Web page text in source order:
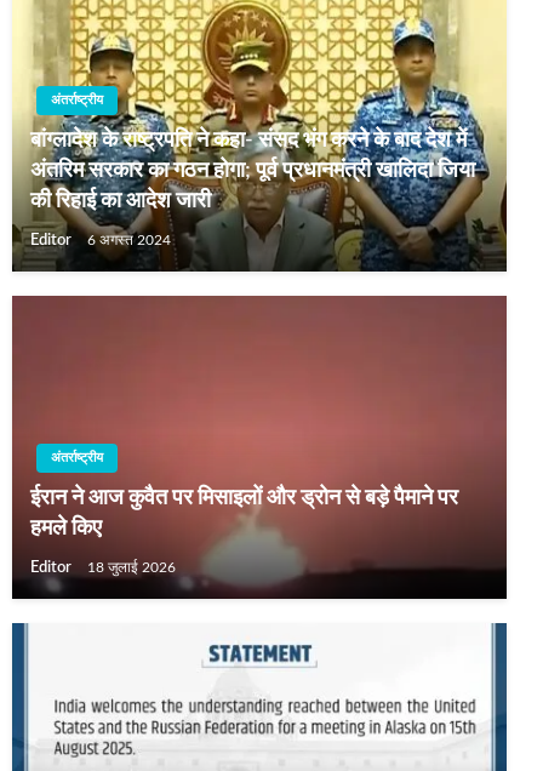
अंतर्राष्ट्रीय
बांग्लादेश के राष्‍ट्रपति ने कहा- संसद भंग करने के बाद देश में
अं‍तरिम सरकार का गठन होगा; पूर्व प्रधानमंत्री खालि‍दा जिया
की रिहाई का आदेश जारी
Editor 6 अगस्त 2024
अंतर्राष्ट्रीय
ईरान ने आज कुवैत पर मिसाइलों और ड्रोन से बड़े पैमाने पर
हमले किए
Editor 18 जुलाई 2026